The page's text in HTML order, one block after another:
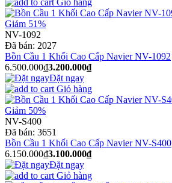
Giảm 51%
NV-1092
Đã bán: 2027
Bồn Cầu 1 Khối Cao Cấp Navier NV-1092
6.500.000₫3.200.000₫
Đặt ngay
Giỏ hàng
Giảm 50%
NV-S400
Đã bán: 3651
Bồn Cầu 1 Khối Cao Cấp Navier NV-S400
6.150.000₫3.100.000₫
Đặt ngay
Giỏ hàng